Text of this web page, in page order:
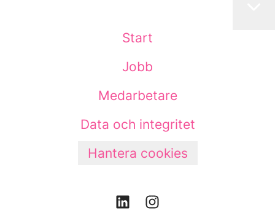
Start
Jobb
Medarbetare
Data och integritet
Hantera cookies